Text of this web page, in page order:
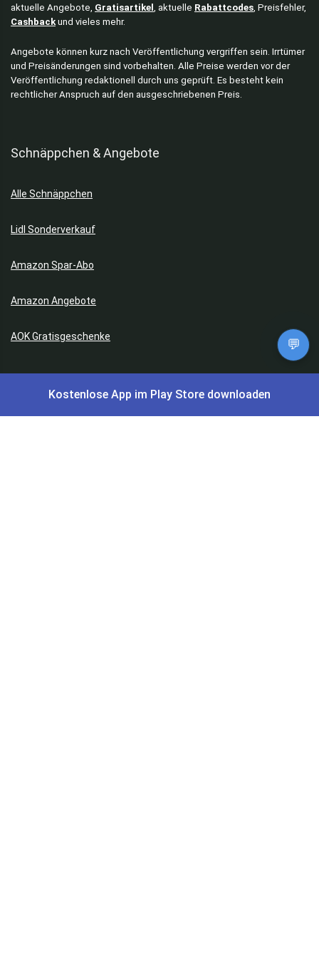
aktuelle Angebote, Gratisartikel , aktuelle Rabattcodes , Preisfehler,
Cashback und vieles mehr.
Angebote können kurz nach Veröffentlichung vergriffen sein. Irrtümer
und Preisänderungen sind vorbehalten. Alle Preise werden vor der
Veröffentlichung redaktionell durch uns geprüft. Es besteht kein
rechtlicher Anspruch auf den ausgeschriebenen Preis.
Schnäppchen & Angebote
Alle Schnäppchen
Lidl Sonderverkauf
Amazon Spar-Abo
Amazon Angebote
AOK Gratisgeschenke
💬
Kostenlose App im Play Store downloaden